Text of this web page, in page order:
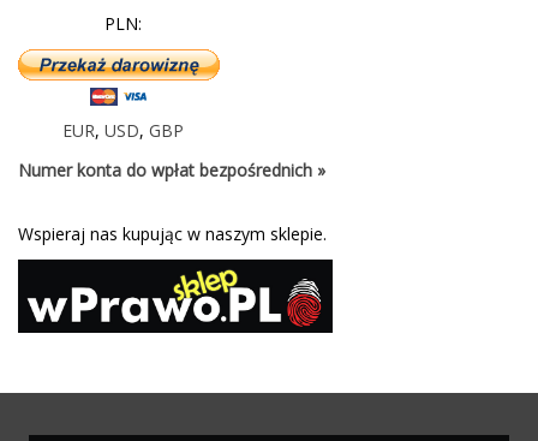
PLN:
EUR, USD, GBP
Numer konta do wpłat bezpośrednich »
Wspieraj nas kupując w naszym sklepie.